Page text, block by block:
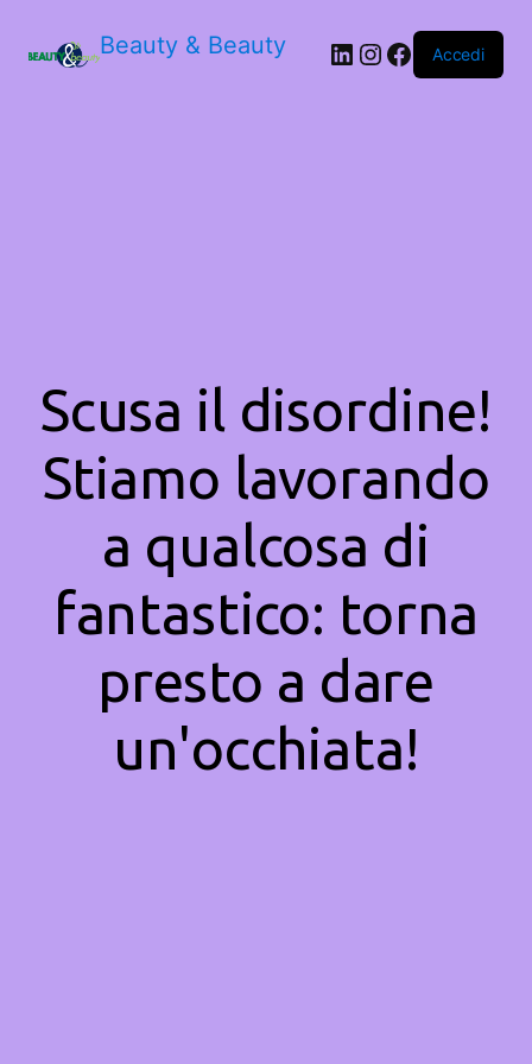
Beauty & Beauty LinkedIn
Instagram
Facebook
Accedi
Scusa il disordine!
Stiamo lavorando
a qualcosa di
fantastico: torna
presto a dare
un'occhiata!